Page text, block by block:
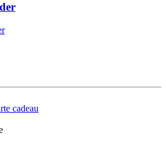
cadeau